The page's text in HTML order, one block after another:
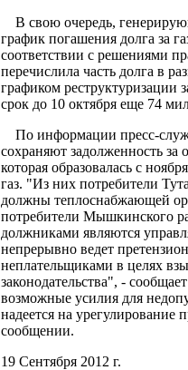
В свою очередь,
график погашения долга за
соответствии с решениями
перечислила часть долга в
графиком реструктуризации
срок до 10 октября еще 74
По информации пресс-
сохраняют задолженность за
которая образовалась с
газ. "Из них потребители
должны теплоснабжающей
потребители Мышкинского
должниками являются
непрерывно ведет
неплательщиками в целях
законодательства", -
возможные усилия для
надеется на урегулирование
сообщении.
19 Сентября 2012 г.